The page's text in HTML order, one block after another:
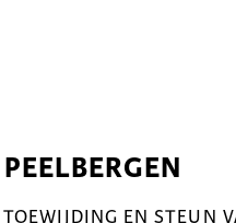
EN STEUN